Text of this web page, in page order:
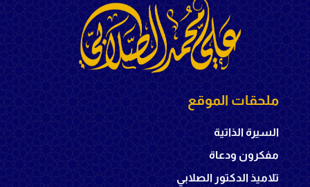
ملحقات الموقع
السيرة الذاتية
مفكرون ودعاة
تلاميذ الدكتور الصلابي